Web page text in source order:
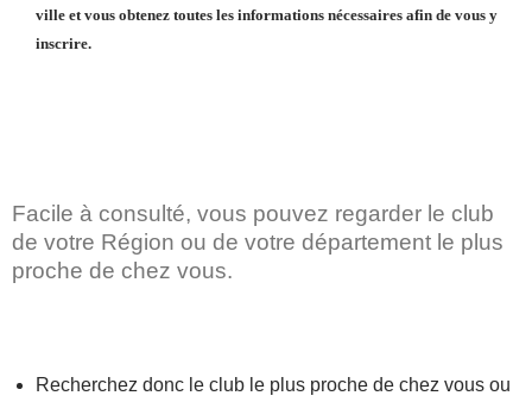
ville et vous obtenez toutes les informations nécessaires afin de vous y
inscrire.
Facile à consulté, vous pouvez regarder le club
de votre Région ou de votre département le plus
proche de chez vous.
Recherchez donc le club le plus proche de chez vous ou